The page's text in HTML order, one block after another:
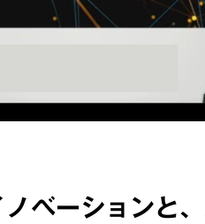
ベーションと